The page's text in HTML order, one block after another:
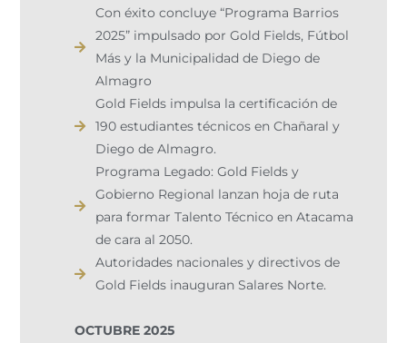
Con éxito concluye “Programa Barrios
2025” impulsado por Gold Fields, Fútbol
Más y la Municipalidad de Diego de
Almagro
Gold Fields impulsa la certificación de
190 estudiantes técnicos en Chañaral y
Diego de Almagro.
Programa Legado: Gold Fields y
Gobierno Regional lanzan hoja de ruta
para formar Talento Técnico en Atacama
de cara al 2050.
Autoridades nacionales y directivos de
Gold Fields inauguran Salares Norte.
OCTUBRE 2025